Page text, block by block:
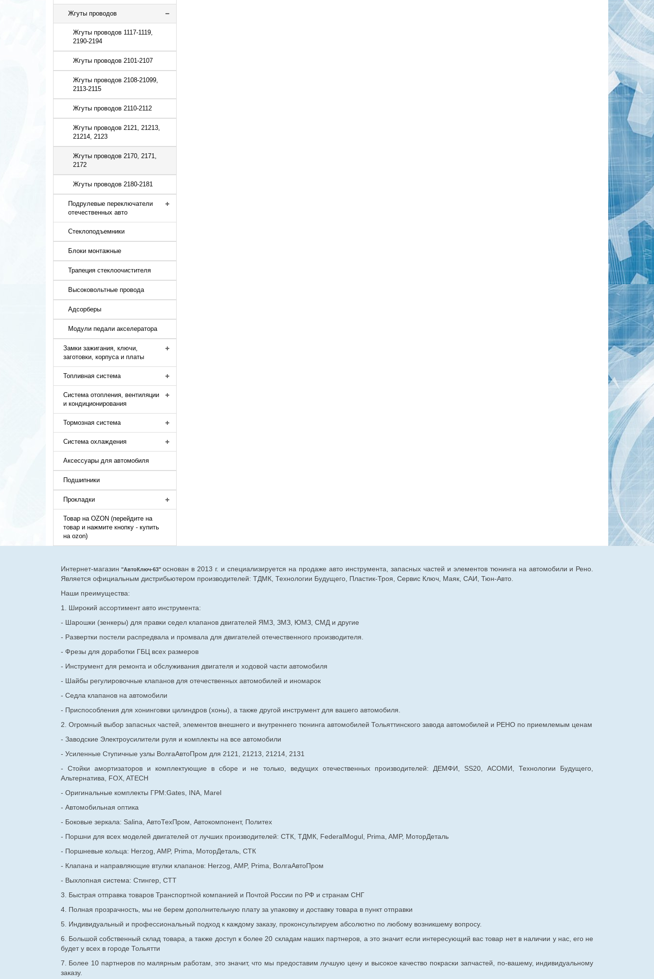
Жгуты проводов
Жгуты проводов 1117-1119,
2190-2194
Жгуты проводов 2101-2107
Жгуты проводов 2108-21099,
2113-2115
Жгуты проводов 2110-2112
Жгуты проводов 2121, 21213,
21214, 2123
Жгуты проводов 2170, 2171,
2172
Жгуты проводов 2180-2181
Подрулевые переключатели
отечественных авто
Стеклоподъемники
Блоки монтажные
Трапеция стеклоочистителя
Высоковольтные провода
Адсорберы
Модули педали акселератора
Замки зажигания, ключи,
заготовки, корпуса и платы
Топливная система
Система отопления, вентиляции
и кондиционирования
Тормозная система
Система охлаждения
Аксессуары для автомобиля
Подшипники
Прокладки
Товар на OZON (перейдите на
товар и нажмите кнопку - купить
на ozon)
Интернет-магазин "АвтоКлюч-63"основан в 2013 г. и специализируется на продаже авто инструмента, запасных частей и элементов тюнинга на автомобили и Рено.
Является официальным дистрибьютером производителей: ТДМК, Технологии Будущего, Пластик-Троя, Сервис Ключ, Маяк, САИ, Тюн-Авто.
Наши преимущества:
1. Широкий ассортимент авто инструмента:
- Шарошки (зенкеры) для правки седел клапанов двигателей ЯМЗ, ЗМЗ, ЮМЗ, СМД и другие
- Развертки постели распредвала и промвала для двигателей отечественного производителя.
- Фрезы для доработки ГБЦ всех размеров
- Инструмент для ремонта и обслуживания двигателя и ходовой части автомобиля
- Шайбы регулировочные клапанов для отечественныхавтомобилей и иномарок
- Седла клапанов на автомобили
- Приспособления для хонинговки цилиндров (хоны), а также другой инструмент для вашего автомобиля.
2. Огромный выбор запасных частей, элементов внешнего и внутреннего тюнинга автомобилей Тольяттинского завода автомобилей и РЕНО по приемлемым ценам
- Заводские Электроусилители руля и комплекты на все автомобили
- Усиленные Ступичные узлы ВолгаАвтоПром для 2121, 21213, 21214, 2131
- Стойки амортизаторов и комплектующие в сборе и не только, ведущих отечественных производителей: ДЕМФИ, SS20, АСОМИ, Технологии Будущего,
Альтернатива, FOX, ATECH
- Оригинальные комплекты ГРМ:Gates, INA, Marel
- Автомобильная оптика
- Боковые зеркала: Salina, АвтоТехПром, Автокомпонент, Политех
- Поршни для всех моделей двигателей от лучших производителей: СТК, ТДМК, FederalMogul, Prima, AMP, МоторДеталь
- Поршневые кольца: Herzog, AMP, Prima, МоторДеталь, СТК
- Клапана и направляющие втулки клапанов: Herzog, AMP, Prima, ВолгаАвтоПром
- Выхлопная система: Стингер, СТТ
3. Быстрая отправка товаров Транспортной компанией и Почтой России по РФ и странам СНГ
4. Полная прозрачность, мы не берем дополнительную плату за упаковку и доставку товара в пункт отправки
5. Индивидуальный и профессиональный подход к каждому заказу, проконсультируем абсолютно по любому возникшему вопросу.
6. Большой собственный склад товара, а также доступ к более 20 складам наших партнеров, а это значит если интересующий вас товар нет в наличии у нас, его не
будет у всех в городе Тольятти
7. Более 10 партнеров по малярным работам, это значит, что мы предоставим лучшую цену и высокое качество покраски запчастей, по-вашему, индивидуальному
заказу.